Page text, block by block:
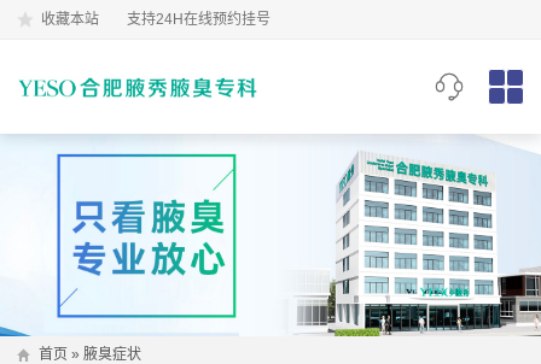
收藏本站 支持24H在线预约挂号
首页 » 腋臭症状